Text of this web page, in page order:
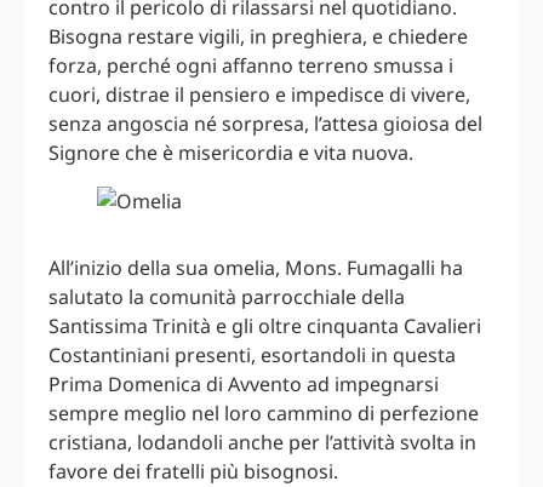
contro il pericolo di rilassarsi nel quotidiano.
Bisogna restare vigili, in preghiera, e chiedere
forza, perché ogni affanno terreno smussa i
cuori, distrae il pensiero e impedisce di vivere,
senza angoscia né sorpresa, l’attesa gioiosa del
Signore che è misericordia e vita nuova.
All’inizio della sua omelia, Mons. Fumagalli ha
salutato la comunità parrocchiale della
Santissima Trinità e gli oltre cinquanta Cavalieri
Costantiniani presenti, esortandoli in questa
Prima Domenica di Avvento ad impegnarsi
sempre meglio nel loro cammino di perfezione
cristiana, lodandoli anche per l’attività svolta in
favore dei fratelli più bisognosi.